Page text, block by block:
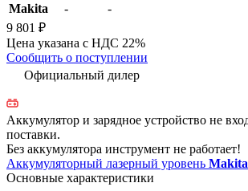
Makita
-
-
9 801 ₽
Цена указана с НДС 22%
Сообщить о поступлении
Официальный дилер
Аккумулятор и зарядное устройство не
поставки.
Без аккумулятора инструмент не работает!
Аккумуляторный лазерный уровень
Основные характеристики